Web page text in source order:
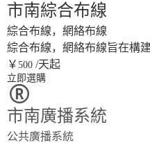
市南綜合布線
綜合布線，網絡布線
綜合布線，網絡布線旨在構
￥ 500 /天起
立即選購
市南廣播系統
公共廣播系統